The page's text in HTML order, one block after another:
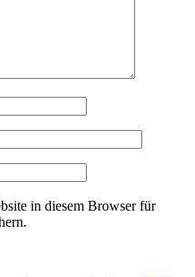
in diesem Browser für